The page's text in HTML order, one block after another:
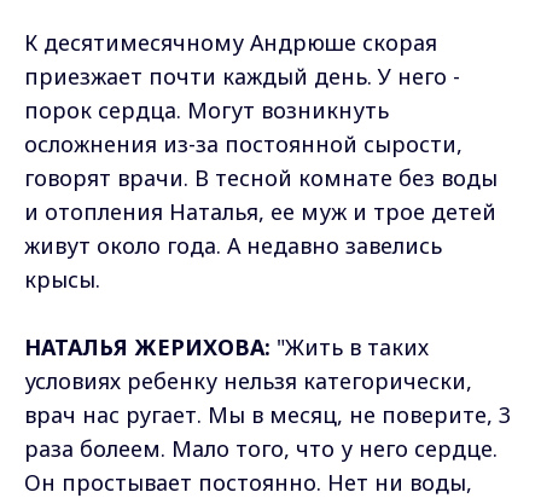
К десятимесячному Андрюше скорая
приезжает почти каждый день. У него -
порок сердца. Могут возникнуть
осложнения из-за постоянной сырости,
говорят врачи. В тесной комнате без воды
и отопления Наталья, ее муж и трое детей
живут около года. А недавно завелись
крысы.
НАТАЛЬЯ ЖЕРИХОВА: "Жить в таких
условиях ребенку нельзя категорически,
врач нас ругает. Мы в месяц, не поверите, 3
раза болеем. Мало того, что у него сердце.
Он простывает постоянно. Нет ни воды,